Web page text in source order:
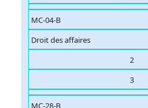
MC-04-B
Droit des affaires
2
3
MC-28-B